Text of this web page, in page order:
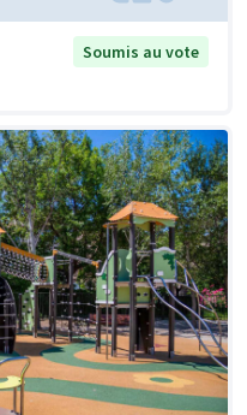
Soumis au vote